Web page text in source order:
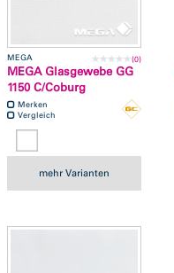
MEGA (0)
MEGA Glasgewebe GG
1150 C/Coburg
Merken
Vergleich
mehr Varianten